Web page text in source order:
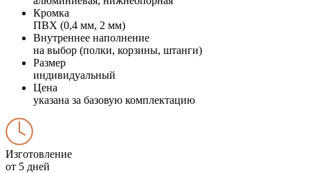
Кромка
ПВХ (0,4 мм, 2 мм)
Внутреннее наполнение
на выбор (полки, корзины, штанги)
Размер
индивидуальный
Цена
указана за базовую комплектацию
Изготовление
от 5 дней